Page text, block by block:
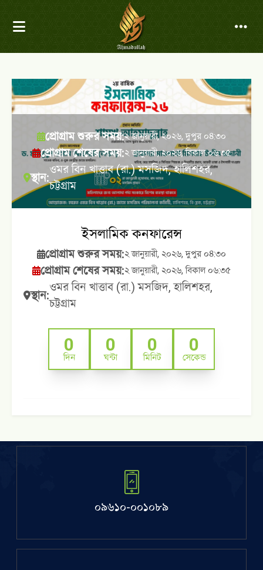
প্রোগ্রাম শুরুর সময়:২ জানুয়ারী, ২০২৬, দুপুর ০৪:৩০
প্রোগ্রাম শেষের সময়:২ জানুয়ারী, ২০২৬, বিকাল ০৬:৩৫
স্থান:
ওমর বিন খাত্তাব (রা.) মসজিদ, হালিশহর,
চট্টগ্রাম
ইসলামিক কনফারেন্স
প্রোগ্রাম শুরুর সময়:২ জানুয়ারী, ২০২৬, দুপুর ০৪:৩০
প্রোগ্রাম শেষের সময়:২ জানুয়ারী, ২০২৬, বিকাল ০৬:৩৫
স্থান:
ওমর বিন খাত্তাব (রা.) মসজিদ, হালিশহর,
চট্টগ্রাম
0
দিন
0
ঘন্টা
0
মিনিট
0
সেকেন্ড
০৯৬১০-০০১০৮৯